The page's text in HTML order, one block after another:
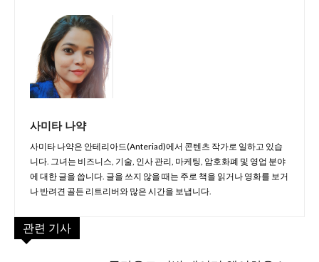
사미타 나약
사미타 나약은 안테리아드(Anteriad)에서 콘텐츠 작가로 일하고 있습
니다. 그녀는 비즈니스, 기술, 인사 관리, 마케팅, 암호화폐 및 영업 분야
에 대한 글을 씁니다. 글을 쓰지 않을 때는 주로 책을 읽거나 영화를 보거
나 반려견 골든 리트리버와 많은 시간을 보냅니다.
관련 기사